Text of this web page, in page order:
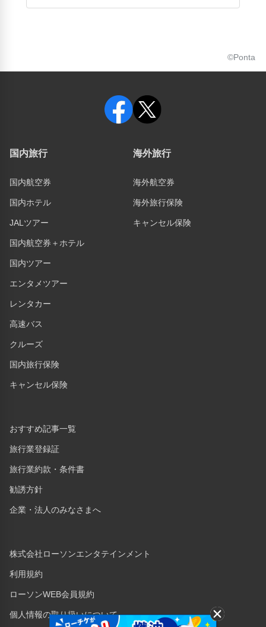
©Ponta
国内旅行
国内航空券
国内ホテル
JALツアー
国内航空券＋ホテル
国内ツアー
エンタメツアー
レンタカー
高速バス
クルーズ
国内旅行保険
キャンセル保険
海外旅行
海外航空券
海外旅行保険
キャンセル保険
おすすめ記事一覧
旅行業登録証
旅行業約款・条件書
勧誘方針
企業・法人のみなさまへ
株式会社ローソンエンタテインメント
利用規約
ローソンWEB会員規約
個人情報の取り扱いについて